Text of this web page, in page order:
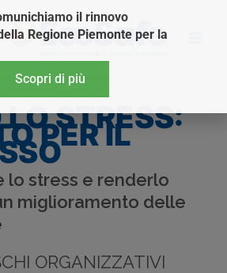
STRESS:
PER IL
lo stress e renderlo
miglioramento delle
ORGANIZZATIVI
il rinnovo
Regione Piemonte per la
Scopri di più